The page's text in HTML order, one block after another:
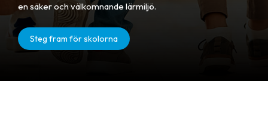
en säker och välkomnande lärmiljö.
Steg fram för skolorna